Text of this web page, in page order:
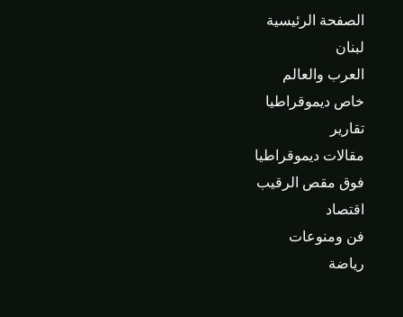
الصفحة الرئيسية
لبنان
العرب والعالم
خاص ديموقراطيا
تقارير
مقالات ديموقراطيا
فوق مقص الرقيب
اقتصاد
فن ومنوعات
رياضة